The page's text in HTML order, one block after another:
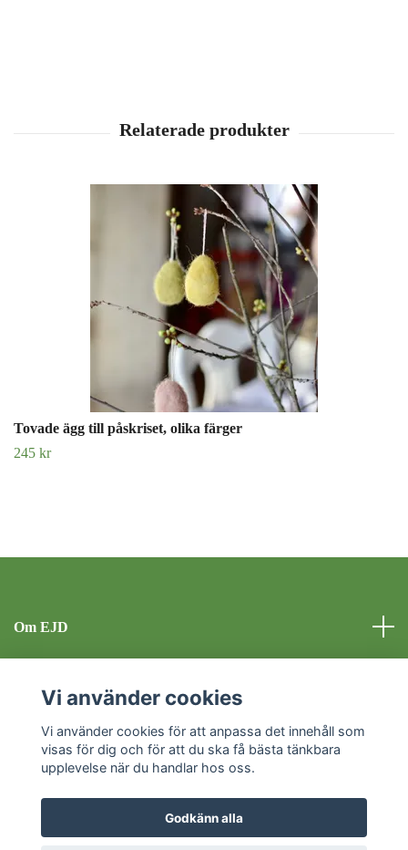
Tovade ägg till påskriset, olika färger
245 kr
Om EJD
Sociala medier
Vi använder cookies
Vi använder cookies för att anpassa det innehåll som
visas för dig och för att du ska få bästa tänkbara
upplevelse när du handlar hos oss.
Godkänn alla